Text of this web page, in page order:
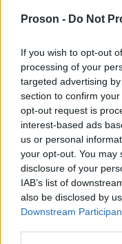
Proson - Do Not
If you wish to opt-out
processing of your
targeted advertising
section to confirm
opt-out request is
interest-based ads
us or personal
your opt-out. You may
disclosure of your
IAB’s list of
also be disclosed by
Downstream
με σεξουαλική
Το ψηφιακό
αρμόδιο Τμήμα της
Ερευνών για
Ο συλληφθείς,
θα παρουσιαστεί
για τις περαιτέρω